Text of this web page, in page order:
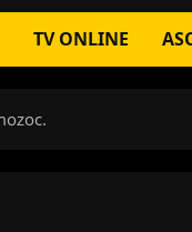
TV ONLINE